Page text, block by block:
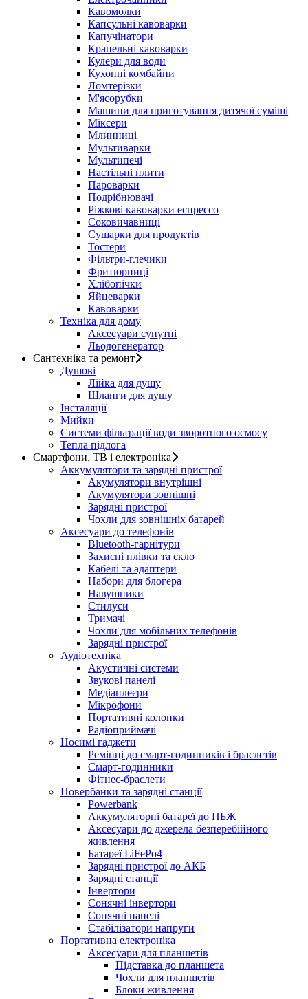
Кавомолки
Капсульні кавоварки
Капучінатори
Крапельні кавоварки
Кулери для води
Кухонні комбайни
Ломтерізки
М'ясорубки
Машини для приготування дитячої суміші
Міксери
Млинниці
Мультиварки
Мультипечі
Настільні плити
Пароварки
Подрібнювачі
Ріжкові кавоварки еспрессо
Соковичавниці
Сушарки для продуктів
Тостери
Фільтри-глечики
Фритюрниці
Хлібопічки
Яйцеварки
Кавоварки
Техніка для дому
Аксесуари супутні
Льодогенератор
Сантехніка та ремонт
Душові
Лійка для душу
Шланги для душу
Інсталяції
Мийки
Системи фільтрації води зворотного осмосу
Тепла підлога
Смартфони, ТВ і електроніка
Аккумулятори та зарядні пристрої
Акумулятори внутрішні
Акумулятори зовнішні
Зарядні пристрої
Чохли для зовнішніх батарей
Аксесуари до телефонів
Bluetooth-гарнітури
Захисні плівки та скло
Кабелі та адаптери
Набори для блогера
Навушники
Стилуси
Тримачі
Чохли для мобільних телефонів
Зарядні пристрої
Аудіотехніка
Акустичні системи
Звукові панелі
Медіаплеєри
Мікрофони
Портативні колонки
Радіоприймачі
Носимі гаджети
Ремінці до смарт-годинників і браслетів
Смарт-годинники
Фітнес-браслети
Повербанки та зарядні станції
Powerbank
Аккумуляторні батареї до ПБЖ
Аксесуари до джерела безперебійного
живлення
Батареї LiFePo4
Зарядні пристрої до АКБ
Зарядні станції
Інвертори
Сонячні інвертори
Сонячні панелі
Стабілізатори напруги
Портативна електроніка
Аксесуари для планшетів
Підставка до планшета
Чохли для планшетів
Блоки живлення